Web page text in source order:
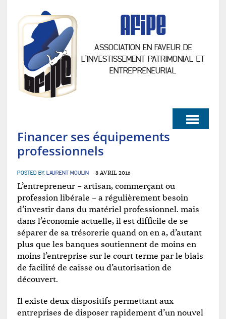
AFiPe
ASSOCIATION EN FAVEUR DE
L’INVESTISSEMENT PATRIMONIAL ET
ENTREPRENEURIAL
Financer ses équipements
professionnels
POSTED BY: LAURENT MOULIN 8 AVRIL 2015
L’entrepreneur – artisan, commerçant ou
profession libérale – a régulièrement besoin
d’investir dans du matériel professionnel. mais
dans l’économie actuelle, il est difficile de se
séparer de sa trésorerie quand on en a, d’autant
plus que les banques soutiennent de moins en
moins l’entreprise sur le court terme par le biais
de facilité de caisse ou d’autorisation de
découvert.
Il existe deux dispositifs permettant aux
entreprises de disposer rapidement d’un nouvel